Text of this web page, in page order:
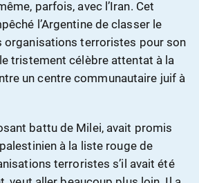
parfois, avec l’Iran. Cet
l’Argentine de classer le
organisations terroristes pour son
tristement célèbre attentat à la
un centre communautaire juif à
battu de Milei, avait promis
à la liste rouge de
terroristes s’il avait été